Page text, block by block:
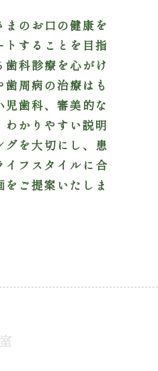
のお口の健康を
することを目指
歯科診療を心がけ
周病の治療はも
歯科、審美的な
かりやすい説明
グを大切にし、患
イフスタイルに合
ご提案いたしま